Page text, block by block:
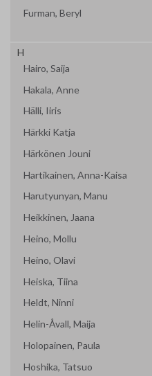
Furman, Beryl
H
Hairo, Saija
Hakala, Anne
Hälli, Iiris
Härkki Katja
Härkönen Jouni
Hartikainen, Anna-Kaisa
Harutyunyan, Manu
Heikkinen, Jaana
Heino, Mollu
Heino, Olavi
Heiska, Tiina
Heldt, Ninni
Helin-Åvall, Maija
Holopainen, Paula
Hoshika, Tatsuo